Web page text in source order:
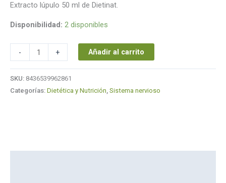
Extracto lúpulo 50 ml de Dietinat.
Disponibilidad: 2 disponibles
- + Añadir al carrito
SKU: 8436539962861
Categorías: Dietética y Nutrición Sistema nervioso